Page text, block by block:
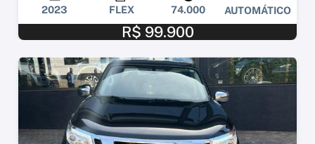
2023 FLEX 74.000 AUTOMÁTICO
R$ 99.900